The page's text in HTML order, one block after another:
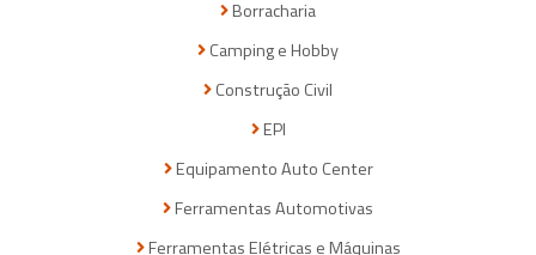
Borracharia
Camping e Hobby
Construção Civil
EPI
Equipamento Auto Center
Ferramentas Automotivas
Ferramentas Elétricas e Máquinas